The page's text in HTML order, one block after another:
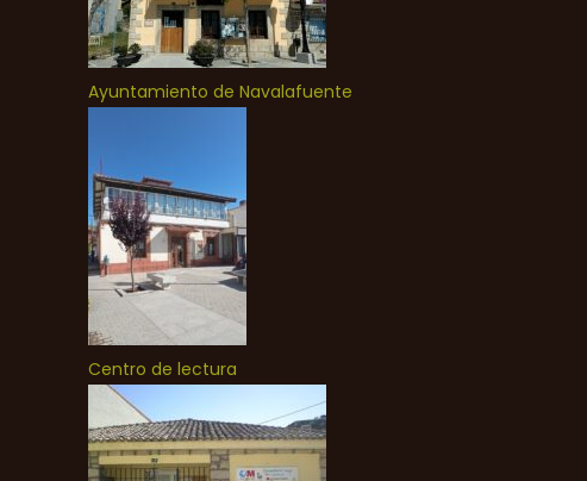
Ayuntamiento de Navalafuente
Centro de lectura